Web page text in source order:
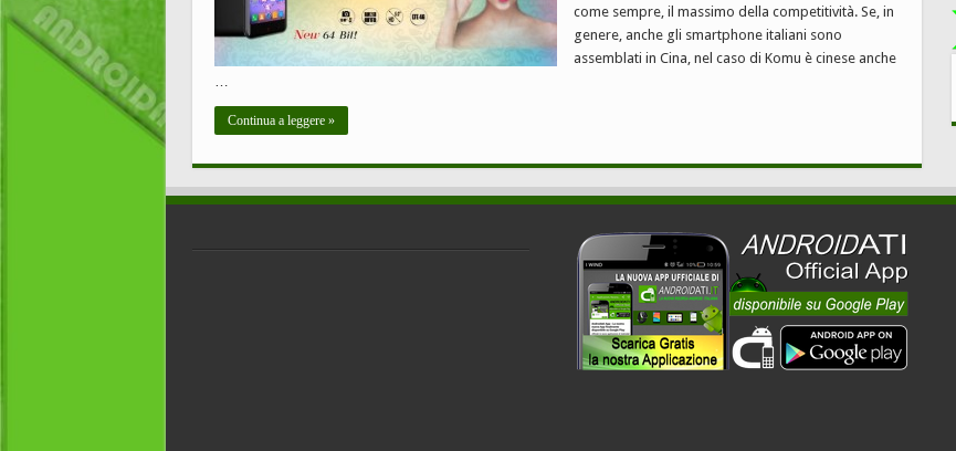
come sempre, il massimo della competitività. Se, in
genere, anche gli smartphone italiani sono
assemblati in Cina, nel caso di Komu è cinese anche
…
Continua a leggere »